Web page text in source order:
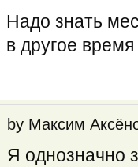
Надо знать
в другое
by Максим
Я однозначно